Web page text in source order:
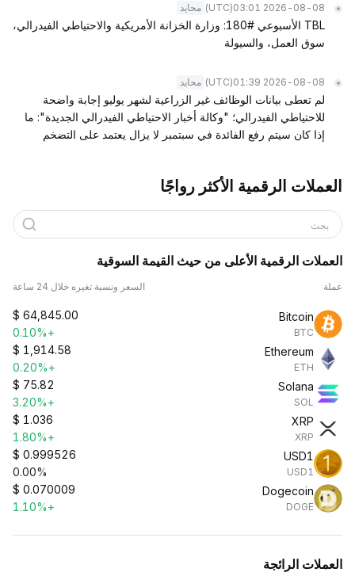
2026-08-08 03:01
(UTC) محايد
TBL الأسبوعي #180: وزارة الخزانة الأمريكية والاحتياطي الفيدرالي،
سوق العمل، والسيولة
2026-08-08 01:39
(UTC) محايد
لم تعطى بيانات الوظائف غير الزراعية لشهر يوليو إجابة واضحة
للاحتياطي الفيدرالي؛ "وكالة أخبار الاحتياطي الفيدرالي الجديدة": ما
إذا كان سيتم رفع الفائدة في سبتمبر لا يزال يعتمد على التضخم
العملات الرقمية الأكثر رواجًا
بحث
العملات الرقمية الأعلى من حيث القيمة السوقية
عملة السعر ونسبة تغيره خلال 24 ساعة
Bitcoin
BTC
$ 64,845.00
+0.10%
Ethereum
ETH
$ 1,914.58
+0.20%
Solana
SOL
$ 75.82
+3.20%
XRP
XRP
$ 1.036
+1.80%
USD1
USD1
$ 0.999526
0.00%
Dogecoin
DOGE
$ 0.070009
+1.10%
العملات الرائجة